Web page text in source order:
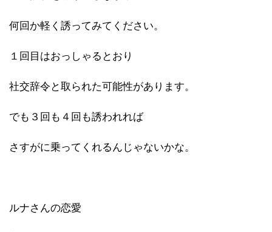
何回か軽く誘ってみてください。
１回目はおっしゃるとおり
社交辞令と取られた可能性があります。
でも３回も４回も誘われれば
さすがに乗ってくれるんじゃないかな。
ルナさんの恋愛